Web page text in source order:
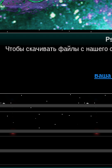
Чтобы скачивать файлы с нашего
ваша